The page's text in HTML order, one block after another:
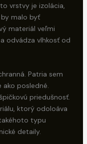
vrstvy je izolácia,
malo byť
materiál veľmi
odvádza vlhkosť od
Patria sem
ako posledné.
priedušnosť.
ktorý odoloáva
typu
detaily.